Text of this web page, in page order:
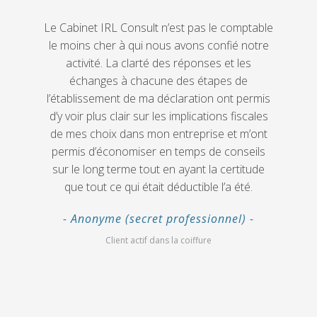
Le Cabinet IRL Consult n’est pas le comptable
le moins cher à qui nous avons confié notre
activité. La clarté des réponses et les
échanges à chacune des étapes de
l’établissement de ma déclaration ont permis
d’y voir plus clair sur les implications fiscales
de mes choix dans mon entreprise et m’ont
permis d’économiser en temps de conseils
sur le long terme tout en ayant la certitude
que tout ce qui était déductible l’a été.
Anonyme (secret professionnel)
Client actif dans la coiffure